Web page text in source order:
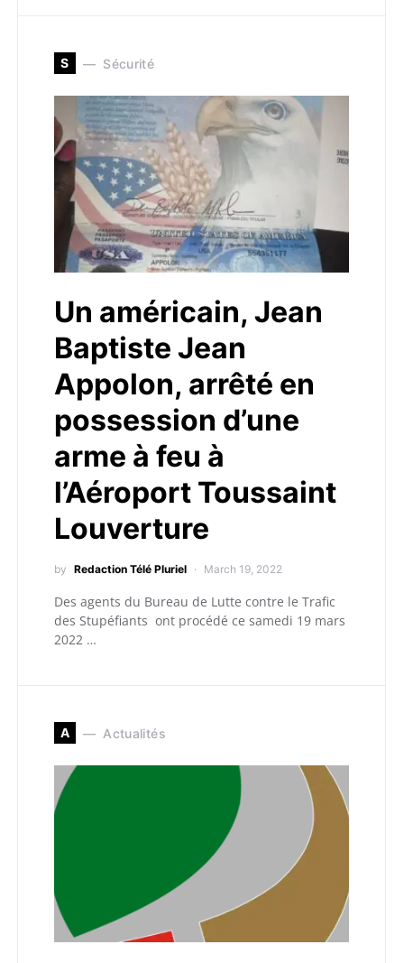
S Sécurité
Un américain, Jean
Baptiste Jean
Appolon, arrêté en
possession d’une
arme à feu à
l’Aéroport Toussaint
Louverture
by Redaction Télé Pluriel March 19, 2022
Des agents du Bureau de Lutte contre le Trafic
des Stupéfiants ont procédé ce samedi 19 mars
2022 …
A Actualités